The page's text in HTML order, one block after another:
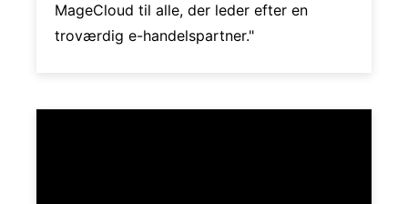
MageCloud til alle, der leder efter en
troværdig e-handelspartner."